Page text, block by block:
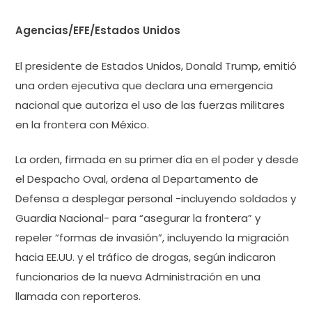
Agencias/EFE/Estados Unidos
El presidente de Estados Unidos, Donald Trump, emitió
una orden ejecutiva que declara una emergencia
nacional que autoriza el uso de las fuerzas militares
en la frontera con México.
La orden, firmada en su primer día en el poder y desde
el Despacho Oval, ordena al Departamento de
Defensa a desplegar personal -incluyendo soldados y
Guardia Nacional- para “asegurar la frontera” y
repeler “formas de invasión”, incluyendo la migración
hacia EE.UU. y el tráfico de drogas, según indicaron
funcionarios de la nueva Administración en una
llamada con reporteros.